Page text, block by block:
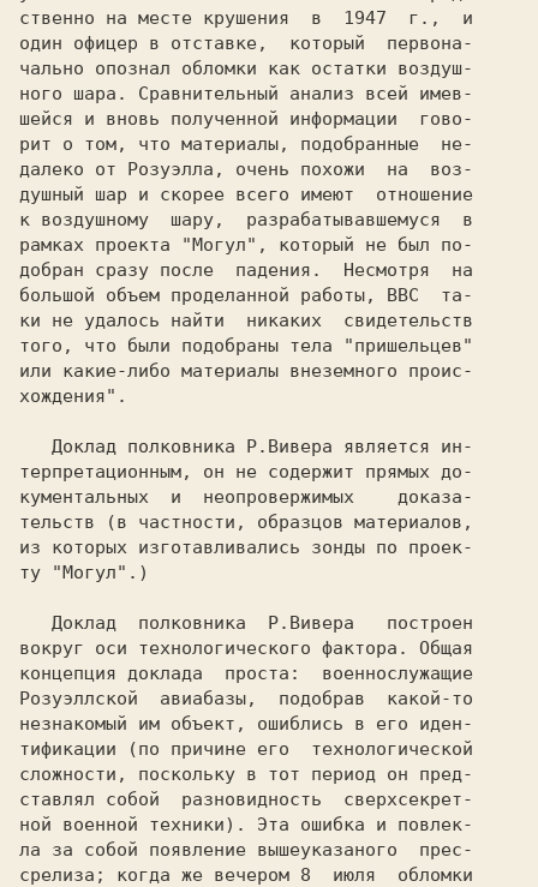
ственно на месте крушения  в  1947  г.,  и
один офицер в отставке,  который  первона-
чально опознал обломки как остатки воздуш-
ного шара. Сравнительный анализ всей имев-
шейся и вновь полученной информации  гово-
рит о том, что материалы, подобранные  не-
далеко от Розуэлла, очень похожи  на  воз-
душный шар и скорее всего имеют  отношение
к воздушному  шару,  разрабатывавшемуся  в
рамках проекта "Могул", который не был по-
добран сразу после  падения.  Несмотря  на
большой объем проделанной работы, ВВС  та-
ки не удалось найти  никаких  свидетельств
того, что были подобраны тела "пришельцев"
или какие-либо материалы внеземного проис-
хождения".
терпретационным, он не содержит прямых до-
кументальных  и  неопровержимых    доказа-
тельств (в частности, образцов материалов,
из которых изготавливались зонды по проек-
ту "Могул".)
вокруг оси технологического фактора. Общая
концепция доклада  проста:  военнослужащие
Розуэллской  авиабазы,  подобрав  какой-то
незнакомый им объект, ошиблись в его иден-
тификации (по причине его  технологической
сложности, поскольку в тот период он пред-
ставлял собой  разновидность  сверхсекрет-
ной военной техники). Эта ошибка и повлек-
ла за собой появление вышеуказаного  прес-
срелиза; когда же вечером 8  июля  обломки